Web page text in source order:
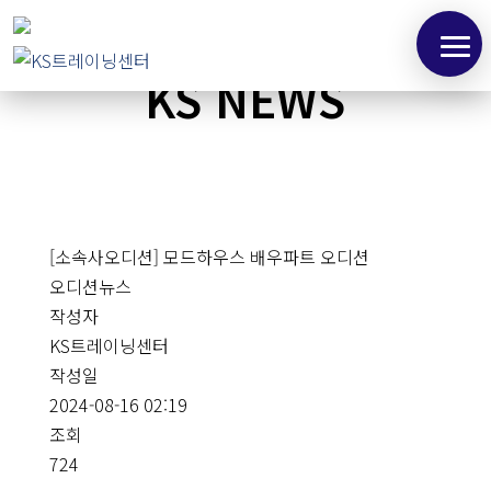
KS NEWS
[소속사오디션] 모드하우스 배우파트 오디션
오디션뉴스
작성자
KS트레이닝센터
작성일
2024-08-16 02:19
조회
724